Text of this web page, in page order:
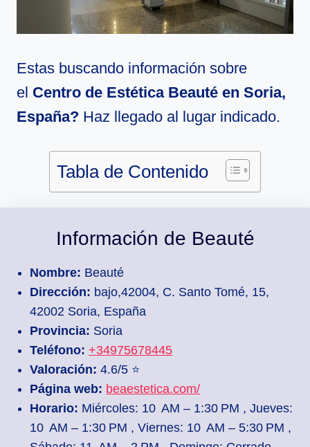
Estas buscando información sobre
el Centro de Estética Beauté en Soria,
España? Haz llegado al lugar indicado.
Tabla de Contenido
Información de Beauté
Nombre: Beauté
Dirección: bajo,42004, C. Santo Tomé, 15,
42002 Soria, España
Provincia: Soria
Teléfono: +34975678445
Valoración: 4.6/5 ⭐
Página web: beaestetica.com/
Horario: Miércoles: 10 AM – 1:30 PM , Jueves:
10 AM – 1:30 PM , Viernes: 10 AM – 5:30 PM ,